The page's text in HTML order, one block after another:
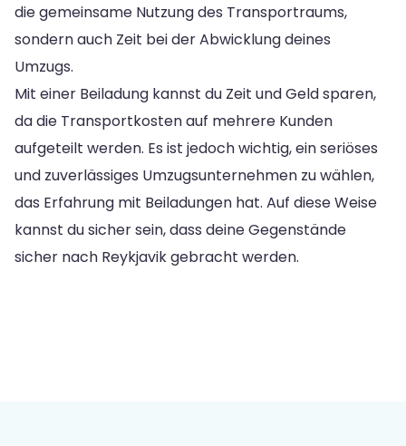
die gemeinsame Nutzung des Transportraums,
sondern auch Zeit bei der Abwicklung deines
Umzugs.
Mit einer Beiladung kannst du Zeit und Geld sparen,
da die Transportkosten auf mehrere Kunden
aufgeteilt werden. Es ist jedoch wichtig, ein seriöses
und zuverlässiges Umzugsunternehmen zu wählen,
das Erfahrung mit Beiladungen hat. Auf diese Weise
kannst du sicher sein, dass deine Gegenstände
sicher nach Reykjavik gebracht werden.